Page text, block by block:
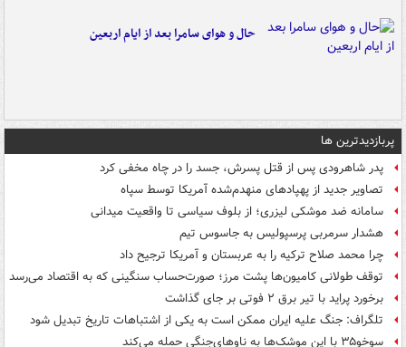
حال و هوای سامرا بعد از ایام اربعین
پربازدیدترین ها
پدر شاهرودی پس از قتل پسرش، جسد را در چاه مخفی کرد
تصاویر جدید از پهپادهای منهدم‌شده آمریکا توسط سپاه
سامانه ضد موشکی لیزری؛ از بلوف سیاسی تا واقعیت میدانی
هشدار سرمربی پرسپولیس به جاسوس تیم
چرا محمد صلاح ترکیه را به عربستان و آمریکا ترجیح داد
توقف طولانی کامیون‌ها پشت مرز؛ صورت‌حساب سنگینی که به اقتصاد می‌رسد
برخورد پراید با تیر برق ۲ فوتی بر جای گذاشت
تلگراف: جنگ علیه ایران ممکن است به یکی از اشتباهات تاریخ تبدیل شود
سوخو۳۵ با این موشک‌ها به ناوهای‌جنگی حمله می‌کند